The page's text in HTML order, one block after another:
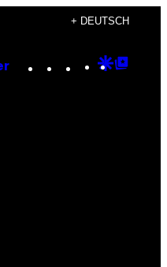
+ DEUTSCH
Instagram
TikTok
YouTube
Google